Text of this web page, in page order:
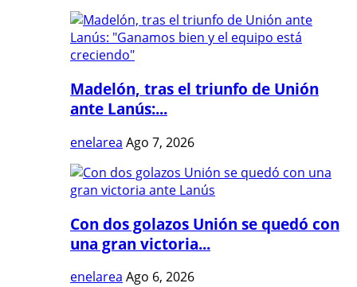
Madelón, tras el triunfo de Unión
ante Lanús:...
enelarea Ago 7, 2026
Con dos golazos Unión se quedó con
una gran victoria...
enelarea Ago 6, 2026